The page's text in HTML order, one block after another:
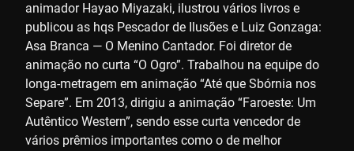
animador Hayao Miyazaki, ilustrou vários livros e
publicou as hqs Pescador de Ilusões e Luiz Gonzaga:
Asa Branca — O Menino Cantador. Foi diretor de
animação no curta “O Ogro”. Trabalhou na equipe do
longa-metragem em animação “Até que Sbórnia nos
Separe”. Em 2013, dirigiu a animação “Faroeste: Um
Autêntico Western”, sendo esse curta vencedor de
vários prêmios importantes como o de melhor